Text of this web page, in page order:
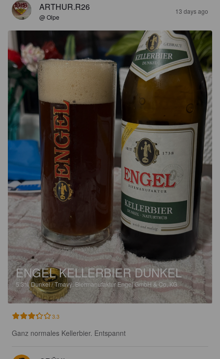
ARTHUR.R26
@ Olpe
13 days ago
ENGEL KELLERBIER DUNKEL
5.3%Dunkel / Tmavý. Biermanufaktur Engel GmbH & Co. KG.
3.3
Ganz normales Kellerbier. Entspannt